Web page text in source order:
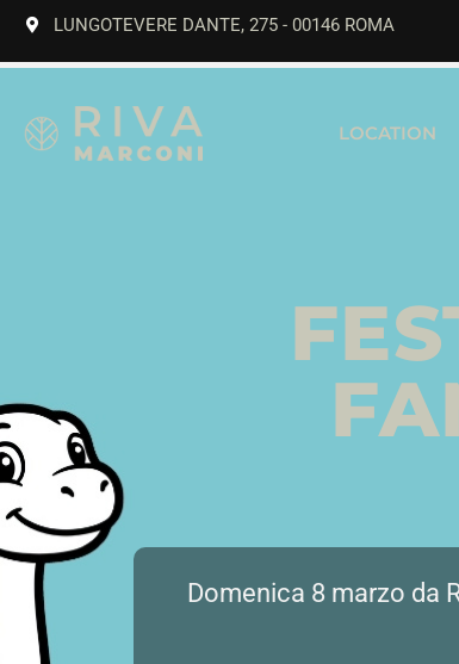
LUNGOTEVERE DANTE, 275 - 00146 ROMA
LOCATION
Domenica 8 marzo da